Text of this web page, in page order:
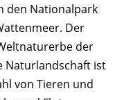
den Nationalpark
Der
der
Naturlandschaft ist
von Tieren und